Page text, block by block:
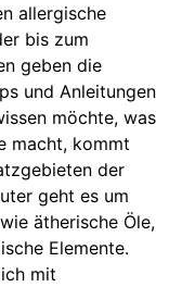
allergische
bis zum
geben die
und Anleitungen
möchte, was
macht, kommt
der
geht es um
ätherische Öle,
Elemente.
mit